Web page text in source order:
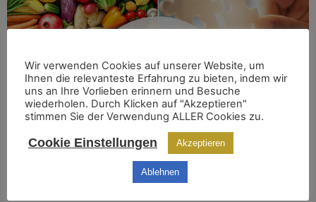
Wir verwenden Cookies auf unserer Website, um
Ihnen die relevanteste Erfahrung zu bieten, indem wir
uns an Ihre Vorlieben erinnern und Besuche
wiederholen. Durch Klicken auf "Akzeptieren"
stimmen Sie der Verwendung ALLER Cookies zu.
Cookie Einstellungen Akzeptieren
Ablehnen